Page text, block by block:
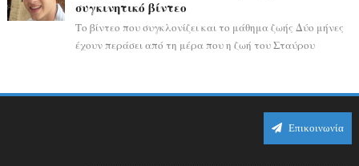
συγκινητικό βίντεο
Το βίντεο που συγκλονίζει και το μάθημα ζωής Δύο μήνες
έχουν περάσει από τη μέρα που η ζωή του Σταύρου
Επικοινωνία